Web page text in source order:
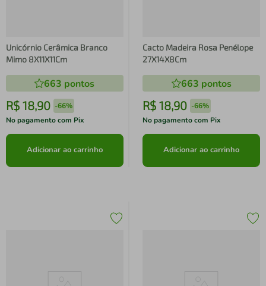
Unicórnio Cerâmica Branco
Mimo 8X11X11Cm
663 pontos
R$ 18,90 -66%
No pagamento com Pix
Adicionar ao carrinho
Cacto Madeira Rosa Penélope
27X14X8Cm
663 pontos
R$ 18,90 -66%
No pagamento com Pix
Adicionar ao carrinho